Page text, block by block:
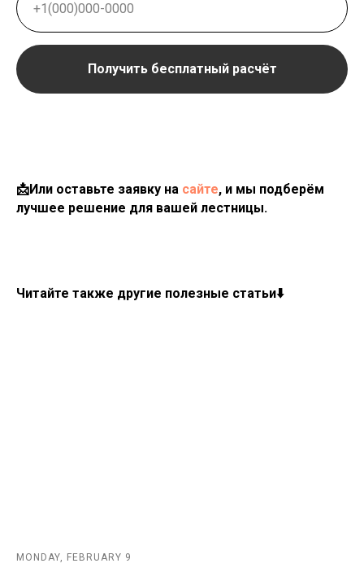
Получить бесплатный расчёт
📩Или оставьте заявку на сайте, и мы подберём
лучшее решение для вашей лестницы.
Читайте также другие полезные статьи⬇️
MONDAY, FEBRUARY 9